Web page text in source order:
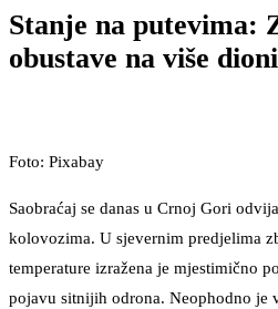
Stanje na putevima:
obustave na više
Foto: Pixabay
Saobraćaj se danas u Crnoj Gori
kolovozima. U sjevernim predjelima
temperature izražena je mjestimično
pojavu sitnijih odrona. Neophodno je